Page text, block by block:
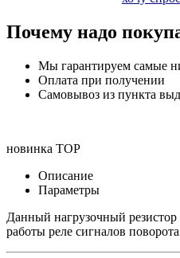
Почему надо
Мы гарантируем самые
Оплата при получении
Самовывоз из пункта
новинка TOP
Описание
Параметры
Данный нагрузочный
работы реле сигналов